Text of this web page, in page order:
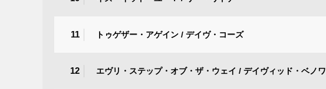
11 トゥゲザー・アゲイン / デイヴ・コーズ
12 エヴリ・ステップ・オブ・ザ・ウェイ / デイヴィッド・ベノワ